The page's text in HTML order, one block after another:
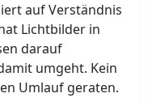
auf Verständnis
Lichtbilder in
darauf
umgeht. Kein
Umlauf geraten.